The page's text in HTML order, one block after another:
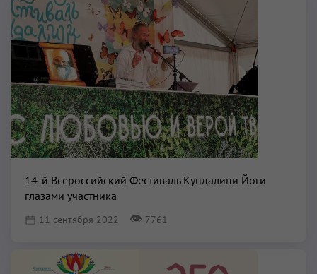
14-й Всероссийский Фестиваль Кундалини Йоги
глазами участника
11 сентября 2022 👁 7761